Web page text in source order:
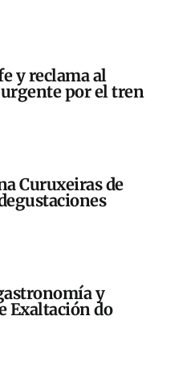
y reclama al
por el tren
Curuxeiras de
y
Exaltación do